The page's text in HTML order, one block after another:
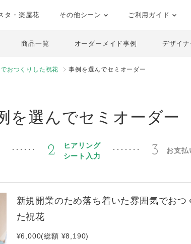
タ・楽屋花 その他シーン ご利用ガイド
商品一覧 オーダーメイド事例 デザイ
おつくりした祝花 事例を選んでセミオーダー
を選んでセミオーダー
2
ヒアリング
シート入力
3 お支払
新規開業のため落ち着いた雰囲気でおつ
た祝花
¥6,000(総額 ¥8,190)